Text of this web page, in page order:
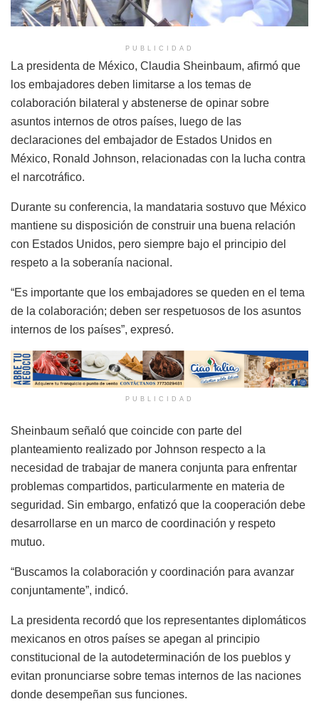
PUBLICIDAD
La presidenta de México, Claudia Sheinbaum, afirmó que
los embajadores deben limitarse a los temas de
colaboración bilateral y abstenerse de opinar sobre
asuntos internos de otros países, luego de las
declaraciones del embajador de Estados Unidos en
México, Ronald Johnson, relacionadas con la lucha contra
el narcotráfico.
Durante su conferencia, la mandataria sostuvo que México
mantiene su disposición de construir una buena relación
con Estados Unidos, pero siempre bajo el principio del
respeto a la soberanía nacional.
“Es importante que los embajadores se queden en el tema
de la colaboración; deben ser respetuosos de los asuntos
internos de los países”, expresó.
PUBLICIDAD
Sheinbaum señaló que coincide con parte del
planteamiento realizado por Johnson respecto a la
necesidad de trabajar de manera conjunta para enfrentar
problemas compartidos, particularmente en materia de
seguridad. Sin embargo, enfatizó que la cooperación debe
desarrollarse en un marco de coordinación y respeto
mutuo.
“Buscamos la colaboración y coordinación para avanzar
conjuntamente”, indicó.
La presidenta recordó que los representantes diplomáticos
mexicanos en otros países se apegan al principio
constitucional de la autodeterminación de los pueblos y
evitan pronunciarse sobre temas internos de las naciones
donde desempeñan sus funciones.